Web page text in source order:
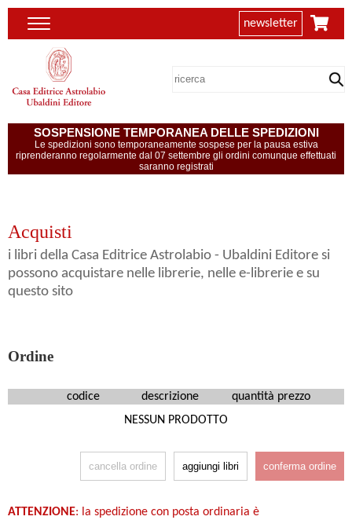
newsletter
SOSPENSIONE TEMPORANEA DELLE SPEDIZIONI
Le spedizioni sono temporaneamente sospese per la pausa estiva
riprenderanno regolarmente dal 07 settembre gli ordini comunque effettuati
saranno registrati
Acquisti
i libri della Casa Editrice Astrolabio - Ubaldini Editore si
possono acquistare nelle librerie, nelle e-librerie e su
questo sito
Ordine
codice descrizione quantità prezzo
NESSUN PRODOTTO
cancella ordine aggiungi libri conferma ordine
ATTENZIONE: la spedizione con posta ordinaria è